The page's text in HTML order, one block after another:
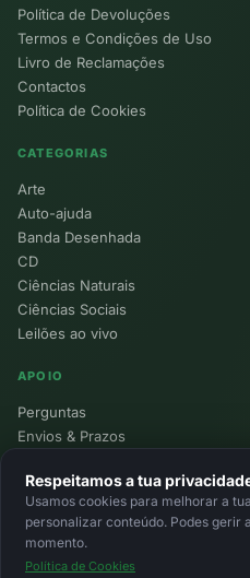
Política de Devoluções
Termos e Condições de Uso
Livro de Reclamações
Contactos
Política de Cookies
CATEGORIAS
Arte
Auto-ajuda
Banda Desenhada
CD
Ciências Naturais
Ciências Sociais
Leilões ao vivo
APOIO
Perguntas
Envios & Prazos
Devoluções
Minha Conta
© 2026 Ecolivros. Todos os direitos
Respeitamos a tua
Usamos cookies para melhorar a
personalizar conteúdo. Podes gerir
momento.
Política de Cookies